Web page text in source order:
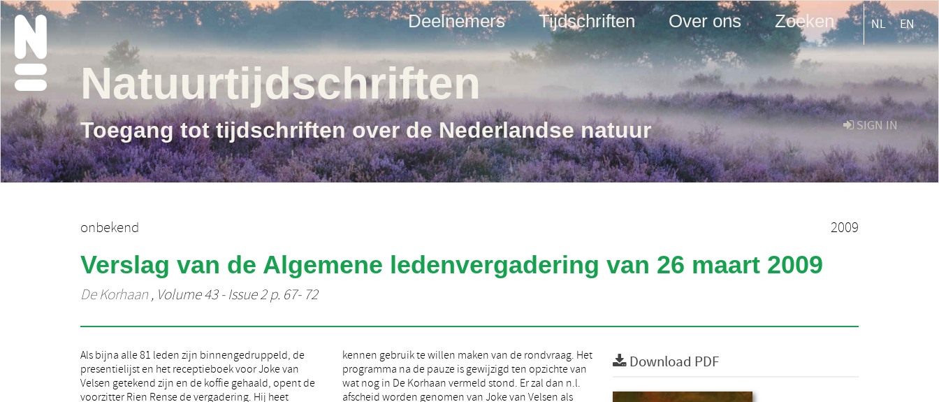
Deelnemers Tijdschriften Over ons Zoeken NL EN
SIGN IN
Natuurtijdschriften
Toegang tot tijdschriften over de Nederlandse natuur
onbekend 2009
Verslag van de Algemene ledenvergadering van 26 maart 2009
De Korhaan, Volume 43 - Issue 2 p. 67- 72
Als bijna alle 81 leden zijn binnengedruppeld, de
presentielijst en het receptieboek voor Joke van
Velsen getekend zijn en de koffie gehaald, opent de
voorzitter Rien Rense de vergadering. Hij heet
kennen gebruik te willen maken van de rondvraag. Het
programma na de pauze is gewijzigd ten opzichte van
wat nog in De Korhaan vermeld stond. Er zal dan n.l.
afscheid worden genomen van Joke van Velsen als
Download PDF